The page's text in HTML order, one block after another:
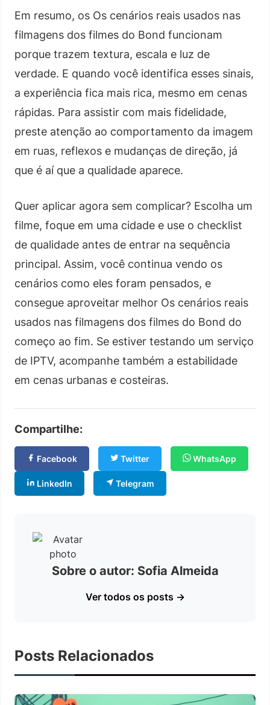
Em resumo, os Os cenários reais usados nas
filmagens dos filmes do Bond funcionam
porque trazem textura, escala e luz de
verdade. E quando você identifica esses sinais,
a experiência fica mais rica, mesmo em cenas
rápidas. Para assistir com mais fidelidade,
preste atenção ao comportamento da imagem
em ruas, reflexos e mudanças de direção, já
que é aí que a qualidade aparece.
Quer aplicar agora sem complicar? Escolha um
filme, foque em uma cidade e use o checklist
de qualidade antes de entrar na sequência
principal. Assim, você continua vendo os
cenários como eles foram pensados, e
consegue aproveitar melhor Os cenários reais
usados nas filmagens dos filmes do Bond do
começo ao fim. Se estiver testando um serviço
de IPTV, acompanhe também a estabilidade
em cenas urbanas e costeiras.
Compartilhe:
Facebook Twitter WhatsApp
LinkedIn Telegram
Sobre o autor: Sofia Almeida
Ver todos os posts →
Posts Relacionados